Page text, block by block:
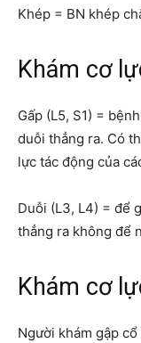
Khép = BN khép
Khám cơ
Gấp (L5, S1) =
duỗi thẳng ra. Có
lực tác động của
Duỗi (L3, L4) = để
thẳng ra không để
Khám cơ
Người khám gập